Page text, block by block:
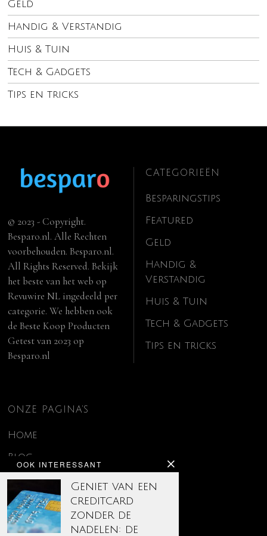
Geld
Handig & Verstandig
Huis & Tuin
Tech & Gadgets
Tips en tricks
OOK INTERESSANT
Geniet van een
creditcard
zonder de
nadelen: de
© 2023 - Copyright.
Besparo.nl. Alle Rechten
voorbehouden. Besparo.nl.
All Rights Reserved. Bekijk
het beste van het web op
Revuwire NL ingedeeld per
categorie. We hebben ook
deBeste Koop Producten
Getest van 2023 op
Besparo.nl
CATEGORIEËN
Besparingstips
Featured
Geld
Handig &
Verstandig
Huis & Tuin
Tech & Gadgets
Tips en tricks
ONZE PAGINA’S
Home
Blog
Contact
Disclaimer
Over ons